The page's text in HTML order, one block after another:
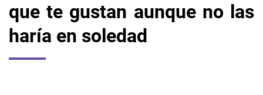
que te gustan aunque no las
haría en soledad